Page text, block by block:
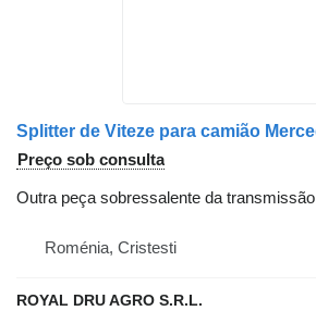
Preço sob consulta
Outra peça sobressalente da transmissão
Roménia, Cristesti
ROYAL DRU AGRO S.R.L.